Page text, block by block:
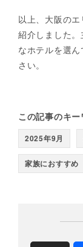
以上、大阪の
紹介しました
なホテルを選
さい。
この記事のキー
2025年9月
家族におすすめ